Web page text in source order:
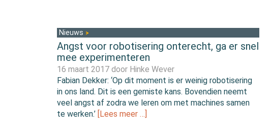
Nieuws
Angst voor robotisering onterecht, ga er snel
mee experimenteren
16 maart 2017 door Hinke Wever
Fabian Dekker: ‘Op dit moment is er weinig robotisering
in ons land. Dit is een gemiste kans. Bovendien neemt
veel angst af zodra we leren om met machines samen
te werken.’ [Lees meer …]